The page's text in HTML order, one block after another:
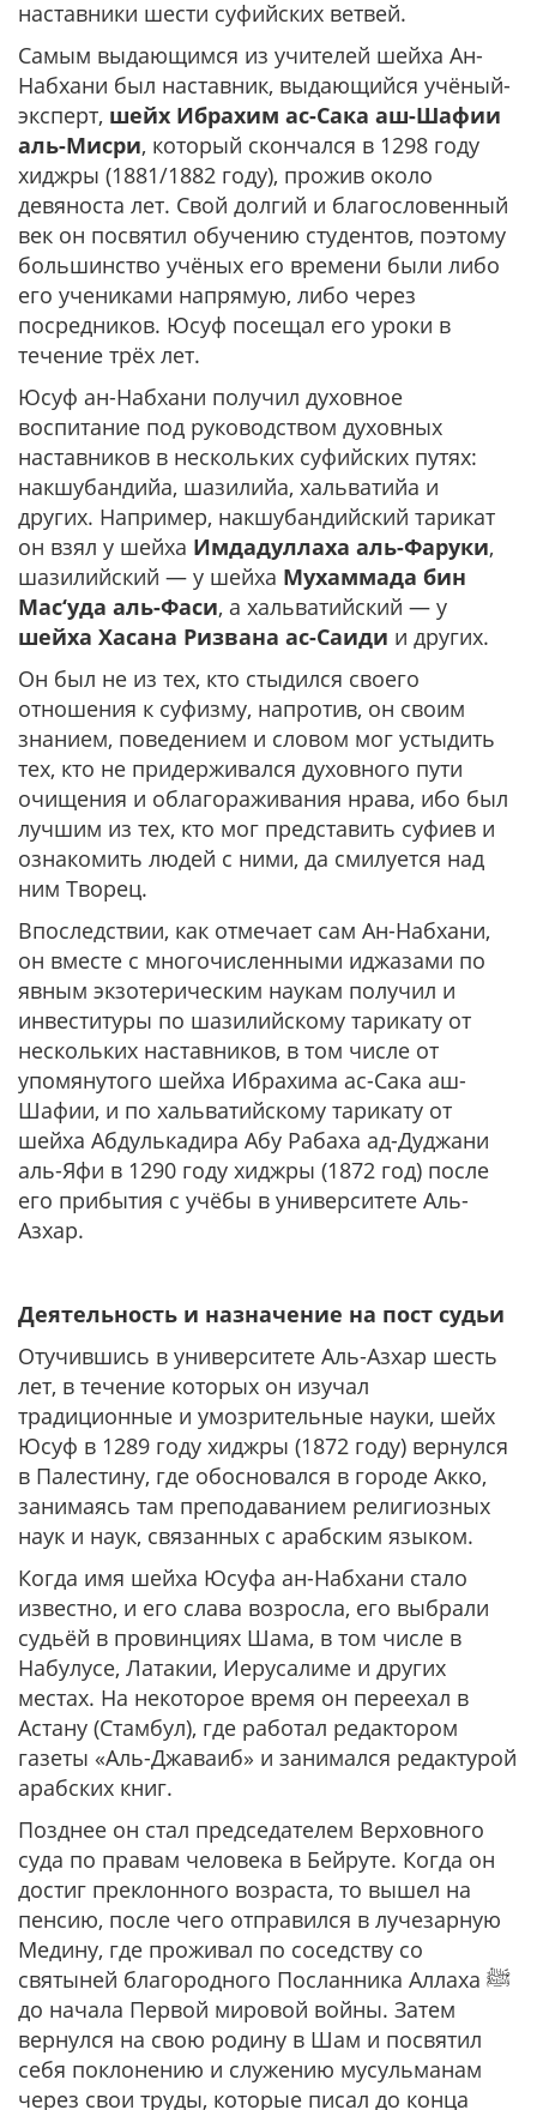
наставники шести суфийских ветвей.
Самым выдающимся из учителей шейха Ан-
Набхани был наставник, выдающийся учёный-
эксперт, шейх Ибрахим ас-Сака аш-Шафии
аль-Мисри, который скончался в 1298 году
хиджры (1881/1882 году), прожив около
девяноста лет. Свой долгий и благословенный
век он посвятил обучению студентов, поэтому
большинство учёных его времени были либо
его учениками напрямую, либо через
посредников. Юсуф посещал его уроки в
течение трёх лет.
Юсуф ан-Набхани получил духовное
воспитание под руководством духовных
наставников в нескольких суфийских путях:
накшубандийа, шазилийа, хальватийа и
других. Например, накшубандийский тарикат
он взял у шейха Имдадуллаха аль-Фаруки,
шазилийский — у шейха Мухаммада бин
Мас‘уда аль-Фаси, а хальватийский — у
шейха Хасана Ризвана ас-Саиди и других.
Он был не из тех, кто стыдился своего
отношения к суфизму, напротив, он своим
знанием, поведением и словом мог устыдить
тех, кто не придерживался духовного пути
очищения и облагораживания нрава, ибо был
лучшим из тех, кто мог представить суфиев и
ознакомить людей с ними, да смилуется над
ним Творец.
Впоследствии, как отмечает сам Ан-Набхани,
он вместе с многочисленными иджазами по
явным экзотерическим наукам получил и
инвеституры по шазилийскому тарикату от
нескольких наставников, в том числе от
упомянутого шейха Ибрахима ас-Сака аш-
Шафии, и по хальватийскому тарикату от
шейха Абдулькадира Абу Рабаха ад-Дуджани
аль-Яфи в 1290 году хиджры (1872 год) после
его прибытия с учёбы в университете Аль-
Азхар.
Деятельность и назначение на пост судьи
Отучившись в университете Аль-Азхар шесть
лет, в течение которых он изучал
традиционные и умозрительные науки, шейх
Юсуф в 1289 году хиджры (1872 году) вернулся
в Палестину, где обосновался в городе Акко,
занимаясь там преподаванием религиозных
наук и наук, связанных с арабским языком.
Когда имя шейха Юсуфа ан-Набхани стало
известно, и его слава возросла, его выбрали
судьёй в провинциях Шама, в том числе в
Набулусе, Латакии, Иерусалиме и других
местах. На некоторое время он переехал в
Астану (Стамбул), где работал редактором
газеты «Аль-Джаваиб» и занимался редактурой
арабских книг.
Позднее он стал председателем Верховного
суда по правам человека в Бейруте. Когда он
достиг преклонного возраста, то вышел на
пенсию, после чего отправился в лучезарную
Медину, где проживал по соседству со
святыней благородного Посланника Аллаха ﷺ
до начала Первой мировой войны. Затем
вернулся на свою родину в Шам и посвятил
себя поклонению и служению мусульманам
через свои труды, которые писал до конца